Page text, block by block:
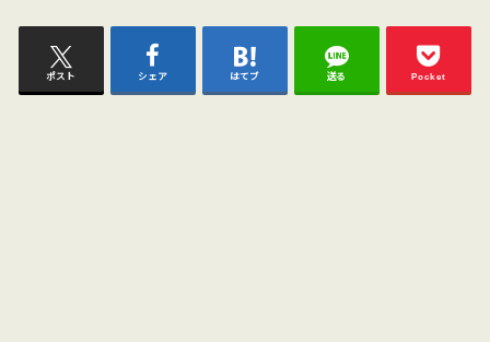
ポスト シェア はてブ 送る Pocket